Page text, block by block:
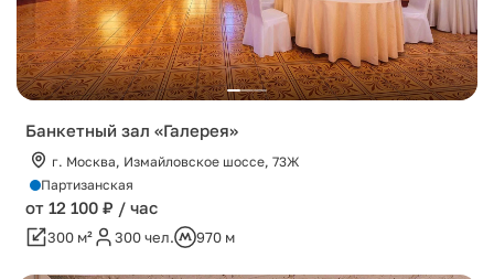
Банкетный зал «Галерея»
г. Москва, Измайловское шоссе, 73Ж
Партизанская
от 12 100 ₽ / час
300 м² 300 чел. 970 м